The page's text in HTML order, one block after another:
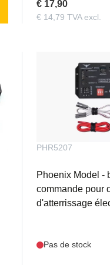
€ 17,90
€ 14,79 TVA excl.
PHR5207
Phoenix Model -
commande pour
d'atterrissage
Pas de stock